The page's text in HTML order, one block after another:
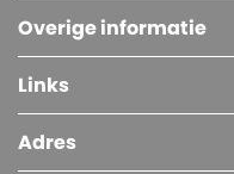
Overige informatie
Links
Adres